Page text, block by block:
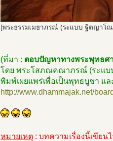
[พระธรรมเมธาภรณ์ (ระแบบ ฐิตญาโ
(ที่มา : ตอบปัญหาทางพระพุทธศ
โดย พระโสภณคณาภรณ์ (ระแบ
พิมพ์เผยแพร่เพื่อเป็นพุทธบูชา
http://www.dhammajak.net/
หมายเหตุ : บทความเรื่องนี้เขียน